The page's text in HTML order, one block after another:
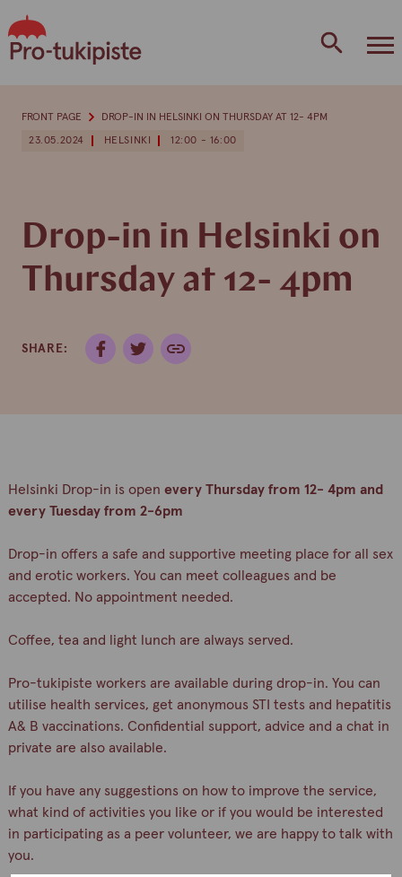
to
content
23.05.2024 HELSINKI 12:00 - 16:00
Drop-in in Helsinki on
Thursday at 12- 4pm
SHARE:
FRONT PAGE DROP-IN IN HELSINKI ON THURSDAY AT 12- 4PM
Helsinki Drop-in is open every Thursday from 12- 4pm and
every Tuesday from 2-6pm
Drop-in offers a safe and supportive meeting place for all sex
and erotic workers. You can meet colleagues and be
accepted. No appointment needed.
Coffee, tea and light lunch are always served.
Pro-tukipiste workers are available during drop-in. You can
utilise health services, get anonymous STI tests and hepatitis
A& B vaccinations. Confidential support, advice and a chat in
private are also available.
If you have any suggestions on how to improve the service,
what kind of activities you like or if you would be interested
in participating as a peer volunteer, we are happy to talk with
you.